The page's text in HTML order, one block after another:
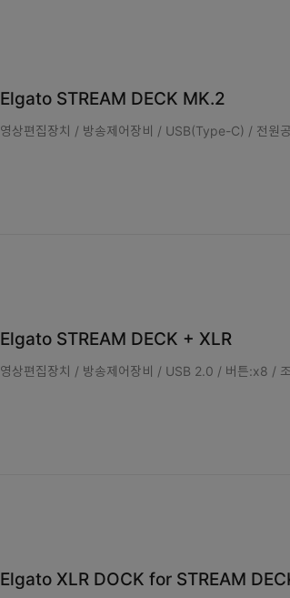
Elgato STREAM DECK MK.2
영상편집장치 / 방송제어장비 / USB(Type-C) / 전원
Elgato STREAM DECK + XLR
영상편집장치 / 방송제어장비 / USB 2.0 / 버튼:x8 /
Elgato XLR DOCK for STREAM